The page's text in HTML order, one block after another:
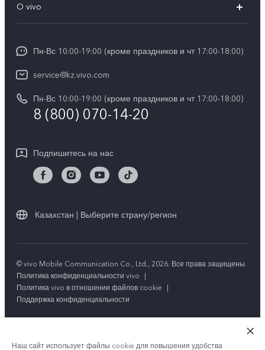
V30 5G
Y36
TWS 3e
Funtouch OS
IMEI аутентификация
Обновление системы
Запрос хода ремонта
O vivo
Пресс-центр
Карьера в vivo
Юридическая информация
Центр конфиденциальности vivo
Стабильность
Пн-Вс 10:00-19:00 (кроме праздников и чт 17:00-18:00)
service@kz.vivo.com
Пн-Вс 10:00-19:00 (кроме праздников и чт 17:00-18:00)
8 (800) 070-14-20
Подпишитесь на нас
Казахстан | Выберите страну/регион
© vivo Mobile Communication Co., Ltd., 2026. Все права защищены.
Политика конфиденциальности vivo
|
Политика vivo в отношении файлов cookie
|
Поддержка конфиденциальности
Наш сайт использует файлы cookie для повышения удобства